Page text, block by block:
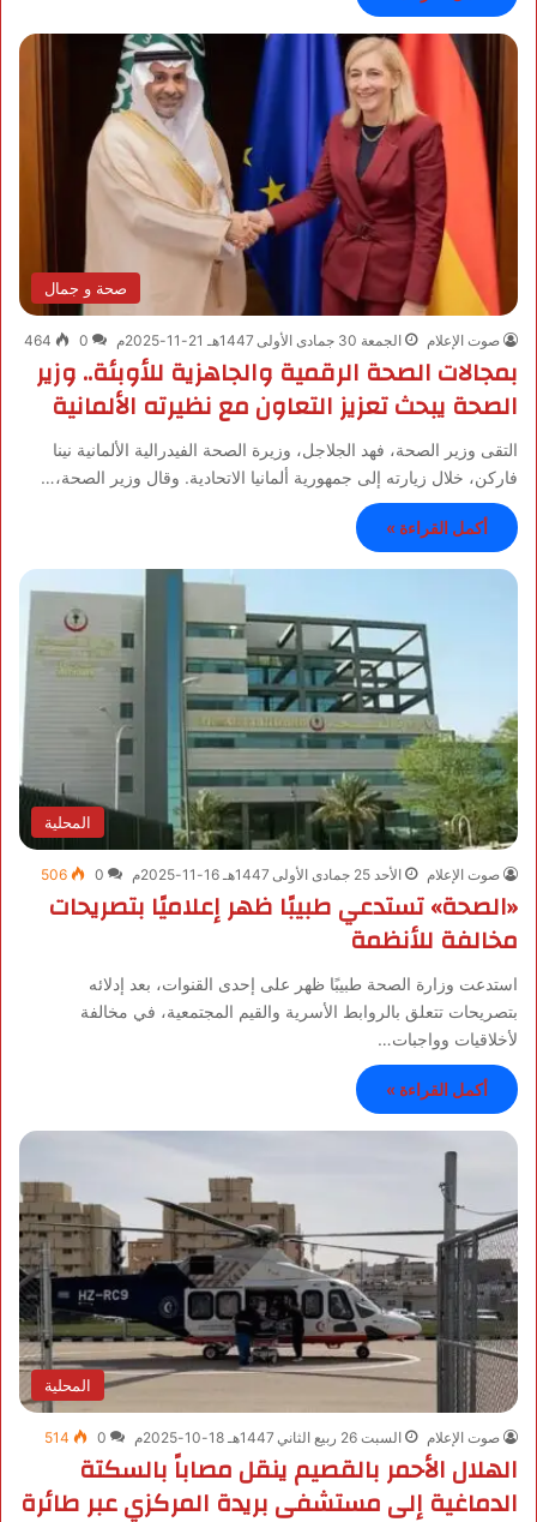
صحة و جمال
صوت الإعلام الجمعة 30 جمادى الأولى 1447هـ 21-11-2025م 0
464
بمجالات الصحة الرقمية والجاهزية للأوبئة.. وزير
الصحة يبحث تعزيز التعاون مع نظيرته الألمانية
التقى وزير الصحة، فهد الجلاجل، وزيرة الصحة الفيدرالية الألمانية نينا
فاركن، خلال زيارته إلى جمهورية ألمانيا الاتحادية. وقال وزير الصحة،…
أكمل القراءة »
المحلية
صوت الإعلام الأحد 25 جمادى الأولى 1447هـ 16-11-2025م 0
506
«الصحة» تستدعي طبيبًا ظهر إعلاميًا بتصريحات
مخالفة للأنظمة
استدعت وزارة الصحة طبيبًا ظهر على إحدى القنوات، بعد إدلائه
بتصريحات تتعلق بالروابط الأسرية والقيم المجتمعية، في مخالفة
لأخلاقيات وواجبات…
أكمل القراءة »
المحلية
صوت الإعلام السبت 26 ربيع الثاني 1447هـ 18-10-2025م 0
514
الهلال الأحمر بالقصيم ينقل مصاباً بالسكتة
الدماغية إلى مستشفى بريدة المركزي عبر طائرة